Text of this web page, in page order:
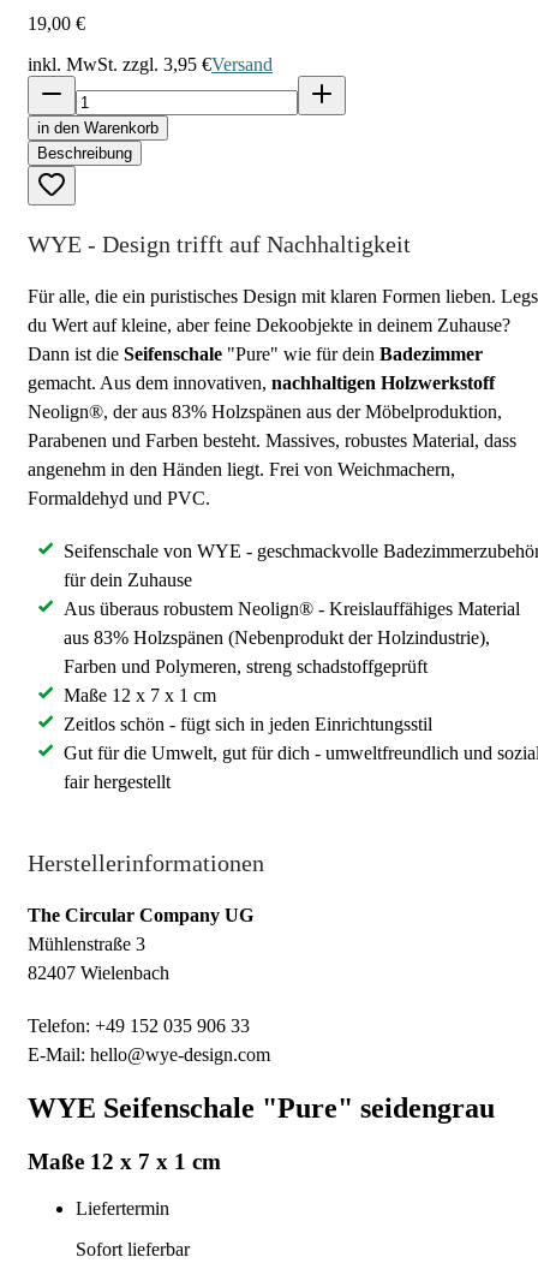
19,00 €
inkl. MwSt. zzgl. 3,95 €Versand
in den Warenkorb
Beschreibung
WYE - Design trifft auf Nachhaltigkeit
Für alle, die ein puristisches Design mit klaren Formen lieben.
du Wert auf kleine, aber feine Dekoobjekte in deinem Zuhause?
Dann ist die Seifenschale "Pure" wie für dein Badezimmer
gemacht. Aus dem innovativen, nachhaltigen Holzwerkstoff
Neolign®, der aus 83% Holzspänen aus der Möbelproduktion,
Parabenen und Farben besteht. Massives, robustes Material, dass
angenehm in den Händen liegt. Frei von Weichmachern,
Formaldehyd und PVC.
Seifenschale von WYE - geschmackvolle
für dein Zuhause
Aus überaus robustem Neolign® - Kreislauffähiges Material
aus 83% Holzspänen (Nebenprodukt der Holzindustrie),
Farben und Polymeren, streng schadstoffgeprüft
Maße 12 x 7 x 1 cm
Zeitlos schön - fügt sich in jeden Einrichtungsstil
Gut für die Umwelt, gut für dich - umweltfreundlich und
fair hergestellt
Herstellerinformationen
The Circular Company UG
Mühlenstraße 3
82407 Wielenbach
Telefon: +49 152 035 906 33
E-Mail: hello@wye-design.com
WYE Seifenschale "Pure" seidengrau
Maße 12 x 7 x 1 cm
Liefertermin
Sofort lieferbar